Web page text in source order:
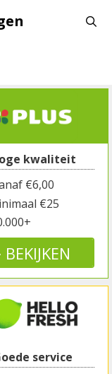
kwaliteit
€6,00
€25
BEKIJKEN
service